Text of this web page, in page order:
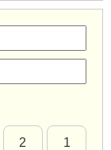
2 1